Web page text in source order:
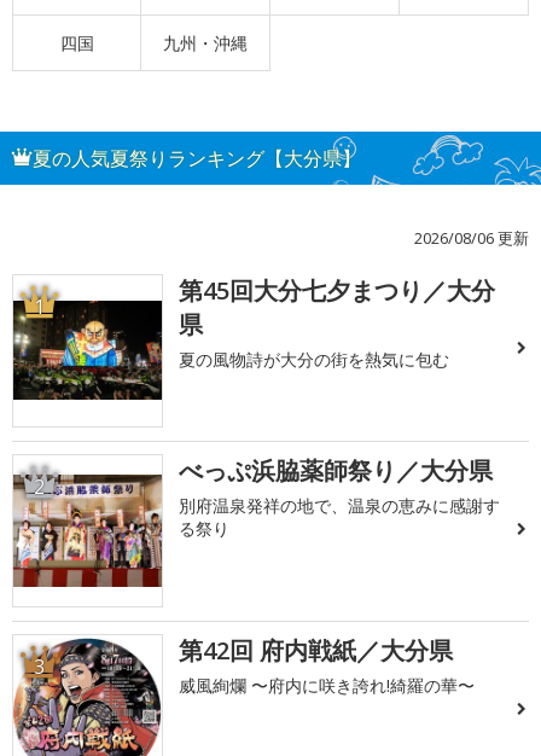
四国 九州・沖縄
夏の人気夏祭りランキング【大分県】
2026/08/06 更新
1
第45回大分七夕まつり／大分
県
夏の風物詩が大分の街を熱気に包む
2 べっぷ浜脇薬師祭り／大分県
別府温泉発祥の地で、温泉の恵みに感謝す
る祭り
3 第42回 府内戦紙／大分県
威風絢爛 〜府内に咲き誇れ!綺羅の華〜